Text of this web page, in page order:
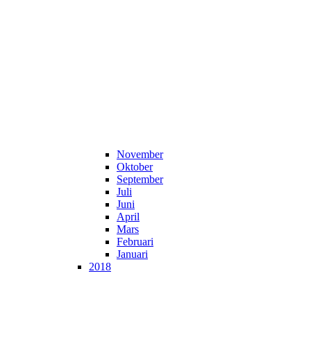
November
Oktober
September
Juli
Juni
April
Mars
Februari
Januari
2018